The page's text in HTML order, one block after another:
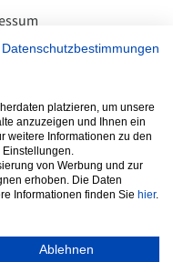
sieht mehr.
Datenschutzbestimmungen
platzieren, um unsere
anzuzeigen und Ihnen ein
weitere Informationen zu den
Einstellungen.
von Werbung und zur
erhoben. Die Daten
Informationen finden Sie hier.
Ablehnen